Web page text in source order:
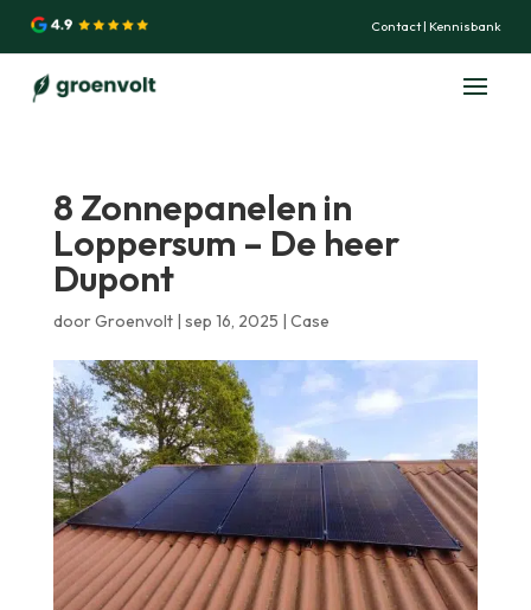
Contact| Kennisbank
8 Zonnepanelen in
Loppersum – De heer
Dupont
doorGroenvolt| sep 16, 2025 | Case